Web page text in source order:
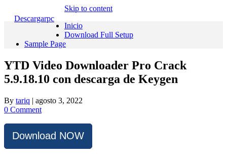
Descargarpc
Skip to content
Inicio
Download Full Setup
Sample Page
YTD Video Downloader Pro Crack
5.9.18.10 con descarga de Keygen
By tariq | agosto 3, 2022
0 Comment
Download NOW